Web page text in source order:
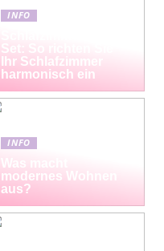
INFO
Set: So richten Sie
Ihr Schlafzimmer
harmonisch ein
INFO
Was macht
modernes Wohnen
aus?